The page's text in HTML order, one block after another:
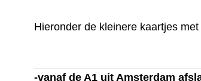
Hieronder de kleinere kaartjes
-vanaf de A1 uit Amsterdam